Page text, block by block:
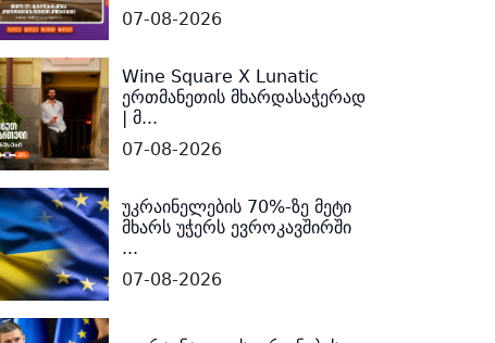
07-08-2026
Wine Square X Lunatic
ერთმანეთის მხარდასაჭერად
| მ...
07-08-2026
უკრაინელების 70%-ზე მეტი
მხარს უჭერს ევროკავშირში
...
07-08-2026